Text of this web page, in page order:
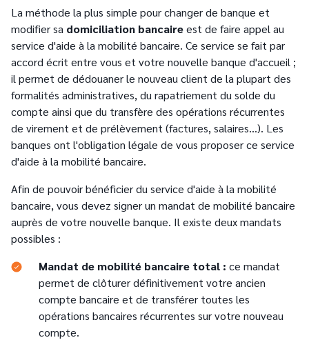
La méthode la plus simple pour changer de banque et
modifier sa domiciliation bancaireest de faire appel au
service d'aide à la mobilité bancaire. Ce service se fait par
accord écrit entre vous et votre nouvelle banque d'accueil ;
il permet de dédouaner le nouveau client de la plupart des
formalités administratives, du rapatriement du solde du
compte ainsi que du transfère des opérations récurrentes
de virement et de prélèvement (factures, salaires...). Les
banques ont l'obligation légale de vous proposer ce service
d'aide à la mobilité bancaire.
Afin de pouvoir bénéficier du service d'aide à la mobilité
bancaire, vous devez signer un mandat de mobilité bancaire
auprès de votre nouvelle banque. Il existe deux mandats
possibles :
Mandat de mobilité bancaire total : ce mandat
permet de clôturer définitivement votre ancien
compte bancaire et de transférer toutes les
opérations bancaires récurrentes sur votre nouveau
compte.